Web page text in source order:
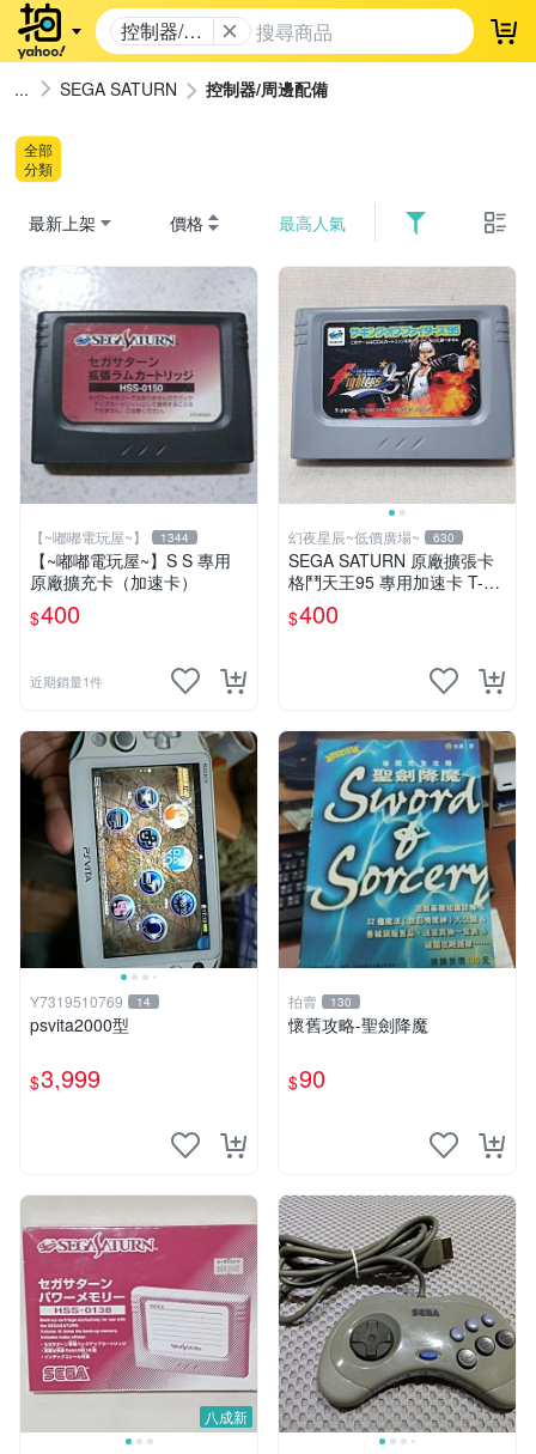
控制器/周
邊配備
登
SEGA SATURN 控制器/周邊配備
全部
分類
最新上架 價格 最高人氣
【~嘟嘟電玩屋~】 1344
【~嘟嘟電玩屋~】S S 專用
原廠擴充卡（加速卡）
$400
近期銷量1件
幻夜星辰~低價廣場~ 630
SEGA SATURN 原廠擴張卡
格鬥天王95 專用加速卡 T-31
01G JAPAN BB0181
$400
Y7319510769 14
psvita2000型
$3,999
拍賣 130
懷舊攻略-聖劍降魔
$90
八成新